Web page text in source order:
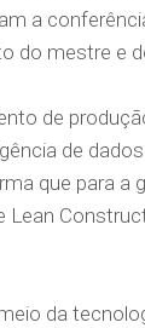
a
do mestre e
de
de
que para a
Lean
da